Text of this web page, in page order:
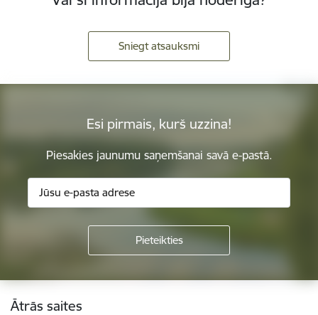
Sniegt atsauksmi
Esi pirmais, kurš uzzina!
Piesakies jaunumu saņemšanai savā e-pastā.
Kājene
Ātrās saites